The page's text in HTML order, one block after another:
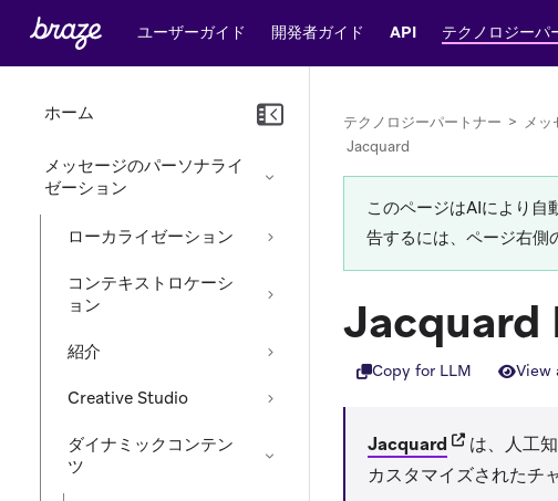
ユーザーガイド 開発者ガイド API テクノロジーパ
ホーム
メッセージのパーソナライ
ゼーション
ローカライゼーション
コンテキストロケーシ
ョン
紹介
Creative Studio
ダイナミックコンテン
ツ
テクノロジーパートナー > メッ
Jacquard
このページはAIにより自
告するには、ページ右側
Jacquard
Copy for LLM View
Jacquard (opens in
は、人工
カスタマイズされたチ